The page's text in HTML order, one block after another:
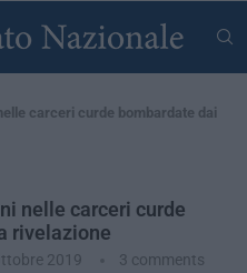
carceri curde bombardate dai
nelle carceri curde
rivelazione
2019 3 comments